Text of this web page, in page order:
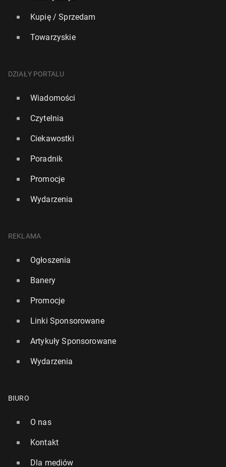
Kupię / Sprzedam
Towarzyskie
DZIAŁY PORTALU
Wiadomości
Czytelnia
Ciekawostki
Poradnik
Promocje
Wydarzenia
REKLAMA
Ogłoszenia
Banery
Promocje
Linki Sponsorowane
Artykuły Sponsorowane
Wydarzenia
BIURO
O nas
Kontakt
Dla mediów